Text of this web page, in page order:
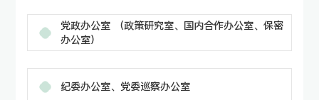
党政办公室 （政策研究室、国内合作办公室、保密
办公室）
纪委办公室、党委巡察办公室